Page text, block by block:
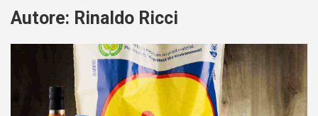
Autore: Rinaldo Ricci